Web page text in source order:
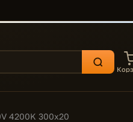
4200K 300x20